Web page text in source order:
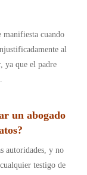
cuando
al
ya que el padre
un abogado
autoridades, y no
testigo de